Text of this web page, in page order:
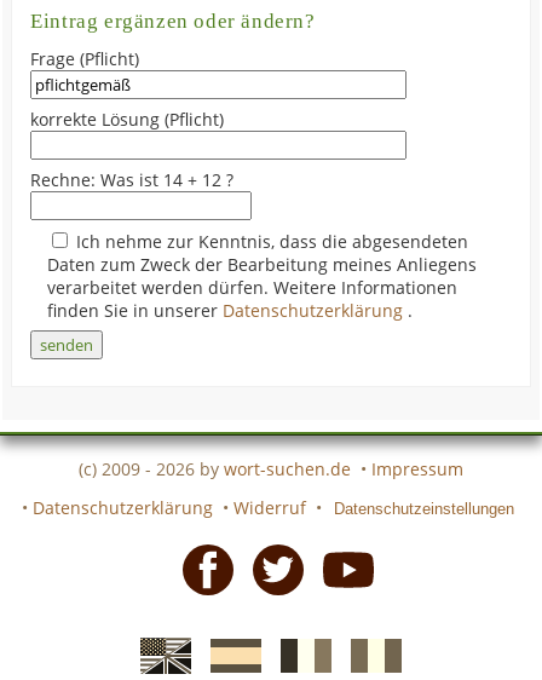
Eintrag ergänzen oder ändern?
Frage (Pflicht)
korrekte Lösung (Pflicht)
Rechne: Was ist 14 + 12 ?
Ich nehme zur Kenntnis, dass die abgesendeten
Daten zum Zweck der Bearbeitung meines Anliegens
verarbeitet werden dürfen. Weitere Informationen
finden Sie in unserer Datenschutzerklärung .
(c) 2009 - 2026 by wort-suchen.de • Impressum
• Datenschutzerklärung • Widerruf • Datenschutzeinstellungen